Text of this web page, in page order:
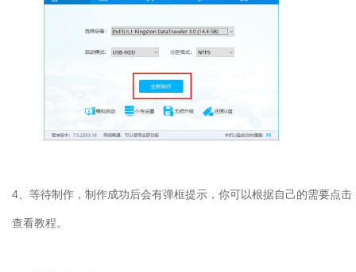
4 、等待制作，制作成功后会有弹框提示，你可以根据自己的需要点击
查看教程。